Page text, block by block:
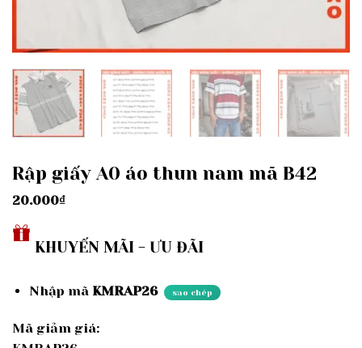
Rập giấy A0 áo thun nam mã B42
20.000₫
KHUYẾN MÃI - ƯU ĐÃI
Nhập mã KMRAP26 sao chép
Mã giảm giá: